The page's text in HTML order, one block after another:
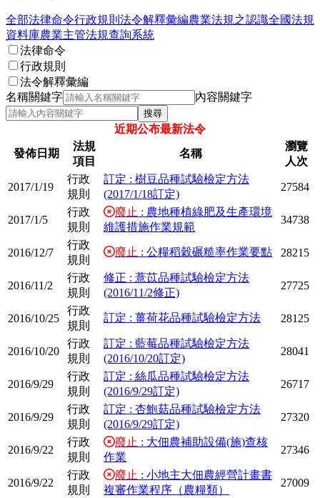
全部法律命令行政規則 法令解釋彙編農業法規之認識全國法規
資料庫農業主管法規查詢系統
法律命令
行政規則
法令解釋彙編
名稱關鍵字
內容關鍵字
搜尋
近期公布最新法令
發佈日期
法規
項目
名稱
瀏覽
人次
2017/1/19
行政
規則
訂定 : 樹豆品種試驗檢定方法
(2017/1/18訂定)
27584
2017/1/5
行政
規則
廢止 : 農地種植綠肥及生產環境
維護措施作業規範
34738
2016/12/7
行政
規則
廢止 : 公糧稻穀碾糙率作業要點 28215
2016/11/2
行政
規則
修正 : 薏苡品種試驗檢定方法
(2016/11/2修正)
27725
2016/10/25
行政
規則
訂定 : 薑荷花品種試驗檢定方法 28125
2016/10/20
行政
規則
訂定 : 藍莓品種試驗檢定方法
(2016/10/20訂定)
28041
2016/9/29
行政
規則
訂定 : 絲瓜品種試驗檢定方法
(2016/9/29訂定)
26717
2016/9/29
行政
規則
訂定 : 杏鮑菇品種試驗檢定方法
(2016/9/29訂定)
27320
2016/9/22
行政
規則
廢止 : 大佃農補助設備(施)查核
作業
27346
2016/9/22
行政
規則
廢止 : 小地主大佃農經營計畫書
複審作業程序（農糧類）
27009